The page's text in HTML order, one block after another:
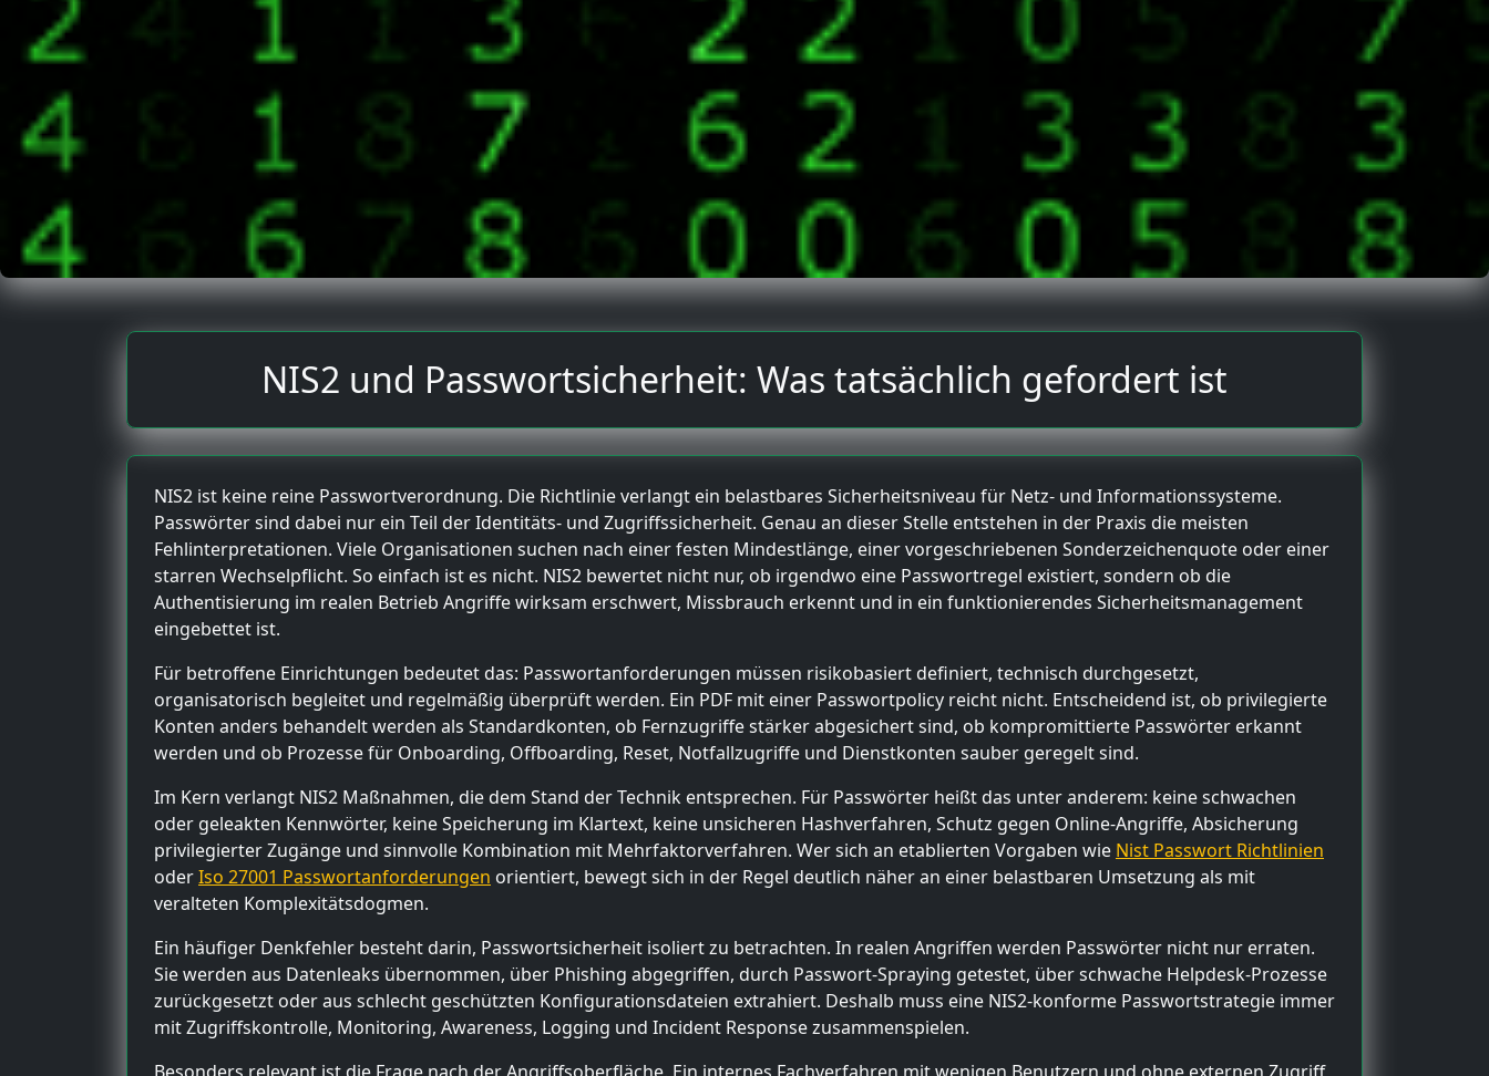
NIS2 und Passwortsicherheit: Was tatsächlich gefordert ist
NIS2 ist keine reine Passwortverordnung. Die Richtlinie verlangt ein belastbares Sicherheitsniveau für Netz- und Informationssysteme.
Passwörter sind dabei nur ein Teil der Identitäts- und Zugriffssicherheit. Genau an dieser Stelle entstehen in der Praxis die meisten
Fehlinterpretationen. Viele Organisationen suchen nach einer festen Mindestlänge, einer vorgeschriebenen Sonderzeichenquote oder einer
starren Wechselpflicht. So einfach ist es nicht. NIS2 bewertet nicht nur, ob irgendwo eine Passwortregel existiert, sondern ob die
Authentisierung im realen Betrieb Angriffe wirksam erschwert, Missbrauch erkennt und in ein funktionierendes Sicherheitsmanagement
eingebettet ist.
Für betroffene Einrichtungen bedeutet das: Passwortanforderungen müssen risikobasiert definiert, technisch durchgesetzt,
organisatorisch begleitet und regelmäßig überprüft werden. Ein PDF mit einer Passwortpolicy reicht nicht. Entscheidend ist, ob privilegierte
Konten anders behandelt werden als Standardkonten, ob Fernzugriffe stärker abgesichert sind, ob kompromittierte Passwörter erkannt
werden und ob Prozesse für Onboarding, Offboarding, Reset, Notfallzugriffe und Dienstkonten sauber geregelt sind.
Im Kern verlangt NIS2 Maßnahmen, die dem Stand der Technik entsprechen. Für Passwörter heißt das unter anderem: keine schwachen
oder geleakten Kennwörter, keine Speicherung im Klartext, keine unsicheren Hashverfahren, Schutz gegen Online-Angriffe, Absicherung
privilegierter Zugänge und sinnvolle Kombination mit Mehrfaktorverfahren. Wer sich an etablierten Vorgaben wie Nist Passwort Richtlinien
oderIso 27001 Passwortanforderungen orientiert, bewegt sich in der Regel deutlich näher an einer belastbaren Umsetzung als mit
veralteten Komplexitätsdogmen.
Ein häufiger Denkfehler besteht darin, Passwortsicherheit isoliert zu betrachten. In realen Angriffen werden Passwörter nicht nur erraten.
Sie werden aus Datenleaks übernommen, über Phishing abgegriffen, durch Passwort-Spraying getestet, über schwache Helpdesk-Prozesse
zurückgesetzt oder aus schlecht geschützten Konfigurationsdateien extrahiert. Deshalb muss eine NIS2-konforme Passwortstrategie immer
mit Zugriffskontrolle, Monitoring, Awareness, Logging und Incident Response zusammenspielen.